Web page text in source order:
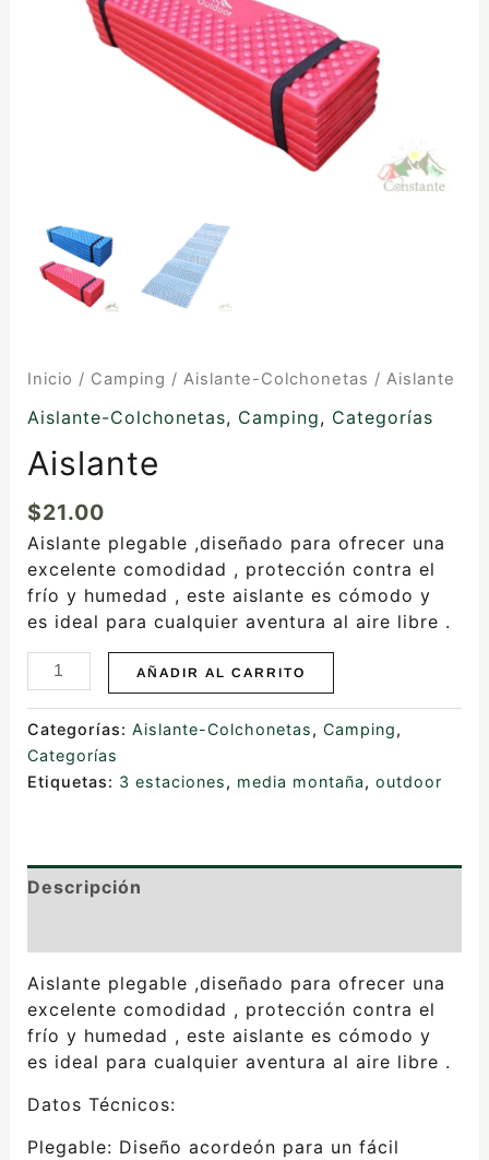
Inicio / Camping / Aislante-Colchonetas / Aislante
Aislante-Colchonetas, Camping, Categorías
Aislante
$21.00
Aislante plegable ,diseñado para ofrecer una
excelente comodidad , protección contra el
frío y humedad , este aislante es cómodo y
es ideal para cualquier aventura al aire libre .
AÑADIR AL CARRITO
Categorías: Aislante-Colchonetas, Camping,
Categorías
Etiquetas: 3 estaciones, media montaña, outdoor
Descripción
Aislante plegable ,diseñado para ofrecer una
excelente comodidad , protección contra el
frío y humedad , este aislante es cómodo y
es ideal para cualquier aventura al aire libre .
Datos Técnicos:
Plegable: Diseño acordeón para un fácil